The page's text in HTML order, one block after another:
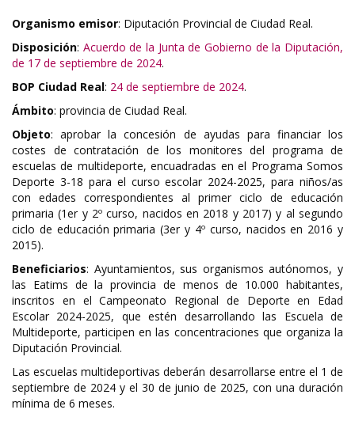
Organismo emisor: Diputación Provincial de Ciudad Real.
Disposición: Acuerdo de la Junta de Gobierno de la Diputación,
de 17 de septiembre de 2024.
BOP Ciudad Real: 24 de septiembre de 2024.
Ámbito: provincia de Ciudad Real.
Objeto: aprobar la concesión de ayudas para financiar los
costes de contratación de los monitores del programa de
escuelas de multideporte, encuadradas en el Programa Somos
Deporte 3-18 para el curso escolar 2024-2025, para niños/as
con edades correspondientes al primer ciclo de educación
primaria (1er y 2º curso, nacidos en 2018 y 2017) y al segundo
ciclo de educación primaria (3er y 4º curso, nacidos en 2016 y
2015).
Beneficiarios: Ayuntamientos, sus organismos autónomos, y
las Eatims de la provincia de menos de 10.000 habitantes,
inscritos en el Campeonato Regional de Deporte en Edad
Escolar 2024-2025, que estén desarrollando las Escuela de
Multideporte, participen en las concentraciones que organiza la
Diputación Provincial.
Las escuelas multideportivas deberán desarrollarse entre el 1 de
septiembre de 2024 y el 30 de junio de 2025, con una duración
mínima de 6 meses.